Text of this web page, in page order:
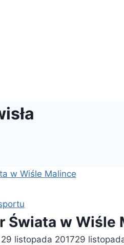
Świata w Wiśle
29 listopada 201729